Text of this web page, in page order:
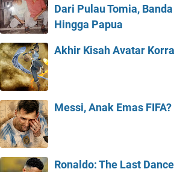
Dari Pulau Tomia, Banda
Hingga Papua
Akhir Kisah Avatar Korra
Messi, Anak Emas FIFA?
Ronaldo: The Last Dance